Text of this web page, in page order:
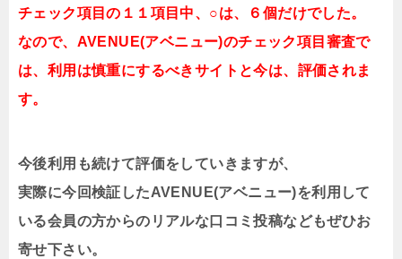
チェック項目の１１項目中、○は、６個だけでした。
なので、AVENUE(アベニュー)のチェック項目審査で
は、利用は慎重にするべきサイトと今は、評価されま
す。
今後利用も続けて評価をしていきますが、
実際に今回検証したAVENUE(アベニュー)を利用して
いる会員の方からのリアルな口コミ投稿などもぜひお
寄せ下さい。